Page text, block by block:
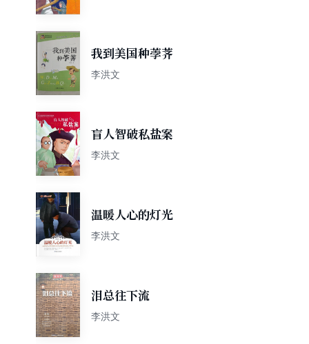
我到美国种荸荠
李洪文
盲人智破私盐案
李洪文
温暖人心的灯光
李洪文
泪总往下流
李洪文